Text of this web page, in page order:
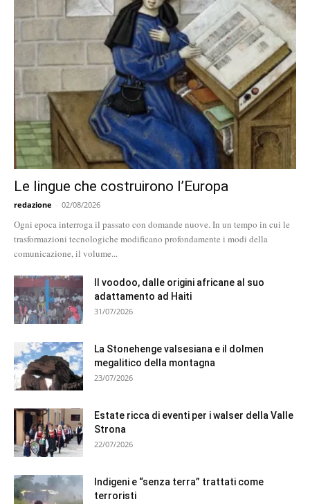
Le lingue che costruirono l’Europa
redazione - 02/08/2026
Ogni epoca interroga il passato con domande nuove. In un tempo in cui le
trasformazioni tecnologiche modificano profondamente i modi della
comunicazione, il volume...
Il voodoo, dalle origini africane al suo
adattamento ad Haiti
31/07/2026
La Stonehenge valsesiana e il dolmen
megalitico della montagna
23/07/2026
Estate ricca di eventi per i walser della Valle
Strona
22/07/2026
Indigeni e “senza terra” trattati come
terroristi